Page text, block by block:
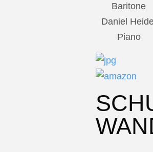
Baritone
Daniel
Piano